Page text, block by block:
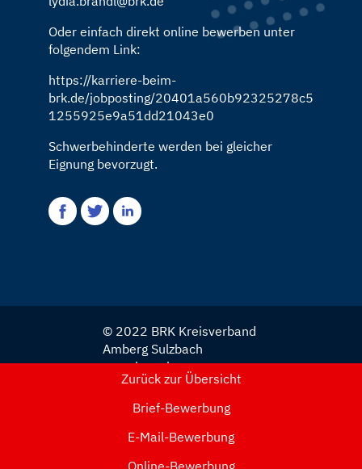
Oder einfach direkt online bewerben unter
folgendem Link:
https://karriere-beim-
brk.de/jobposting/20401a560b92325278c5
1255925e9a51dd21043e0
Schwerbehinderte werden bei gleicher
Eignung bevorzugt.
© 2022 BRK Kreisverband
Amberg Sulzbach
www.kvamberg-
sulzbach.brk.de
Impressum
Zurück zur Übersicht
Brief-Bewerbung
E-Mail-Bewerbung
Online-Bewerbung